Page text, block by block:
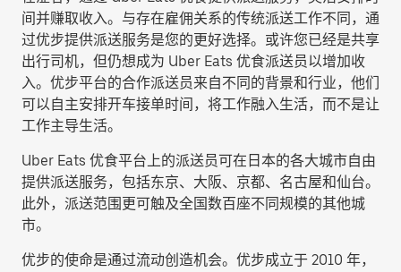
间并赚取收入。与存在雇佣关系的传统派送工作不同，通
过优步提供派送服务是您的更好选择。或许您已经是共享
出行司机，但仍想成为 Uber Eats 优食派送员以增加收
入。优步平台的合作派送员来自不同的背景和行业，他们
可以自主安排开车接单时间，将工作融入生活，而不是让
工作主导生活。
Uber Eats 优食平台上的派送员可在日本的各大城市自由
提供派送服务，包括东京、大阪、京都、名古屋和仙台。
此外，派送范围更可触及全国数百座不同规模的其他城
市。
优步的使命是通过流动创造机会。优步成立于 2010 年，